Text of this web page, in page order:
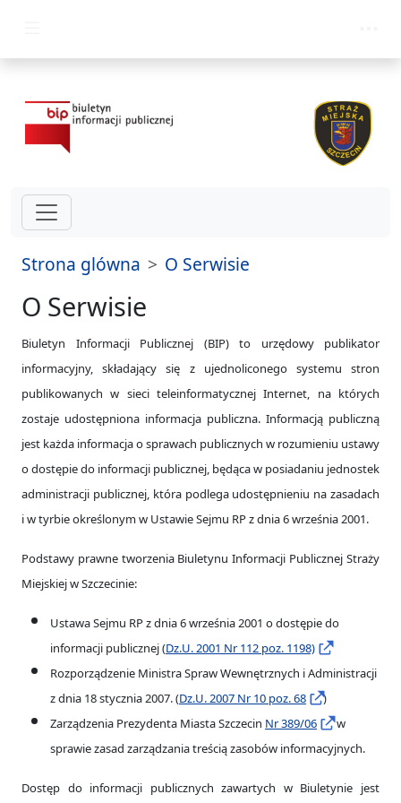
Strona glówna O Serwisie
O Serwisie
Biuletyn Informacji Publicznej (BIP) to urzędowy publikator
informacyjny, składający się z ujednoliconego systemu stron
publikowanych w sieci teleinformatycznej Internet, na których
zostaje udostępniona informacja publiczna. Informacją publiczną
jest każda informacja o sprawach publicznych w rozumieniu ustawy
o dostępie do informacji publicznej, będąca w posiadaniu jednostek
administracji publicznej, która podlega udostępnieniu na zasadach
i w tyrbie określonym w Ustawie Sejmu RP z dnia 6 września 2001.
Podstawy prawne tworzenia Biuletynu Informacji Publicznej Straży
Miejskiej w Szczecinie:
Ustawa Sejmu RP z dnia 6 września 2001 o dostępie do
informacji publicznej (Dz.U. 2001 Nr 112 poz. 1198)
Rozporządzenie Ministra Spraw Wewnętrznych i Administracji
z dnia 18 stycznia 2007. (Dz.U. 2007 Nr 10 poz. 68
)
Zarządzenia Prezydenta Miasta Szczecin Nr 389/06
w
sprawie zasad zarządzania treścią zasobów informacyjnych.
Dostęp do informacji publicznych zawartych w Biuletynie jest